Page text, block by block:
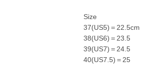
Size
37(US5)＝22.5cm
38(US6)＝23.5
39(US7)＝24.5
40(US7.5)＝25